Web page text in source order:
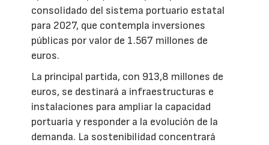
consolidado del sistema portuario estatal
para 2027, que contempla inversiones
públicas por valor de 1.567 millones de
euros.
La principal partida, con 913,8 millones de
euros, se destinará a infraestructuras e
instalaciones para ampliar la capacidad
portuaria y responder a la evolución de la
demanda. La sostenibilidad concentrará